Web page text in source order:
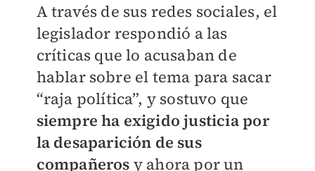
A través de sus redes sociales, el
legislador respondió a las
críticas que lo acusaban de
hablar sobre el tema para sacar
“raja política”, y sostuvo que
siempre ha exigido justicia por
la desaparición de sus
compañeros y ahora por un